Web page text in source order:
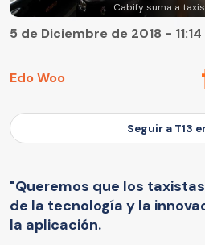
Cabify suma a
Edo Woo
5 de Diciembre de 2018 - 11:14
Seguir a T13
"Queremos que los
de la tecnología y la
la aplicación.